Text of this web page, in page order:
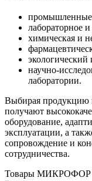
промышленные
лабораторное
химическая и
экологический
научно-
лаборатории.
Выбирая продукцию
получают
оборудование,
эксплуатации, а
сопровождение и
сотрудничества.
Товары МИКРОФОР